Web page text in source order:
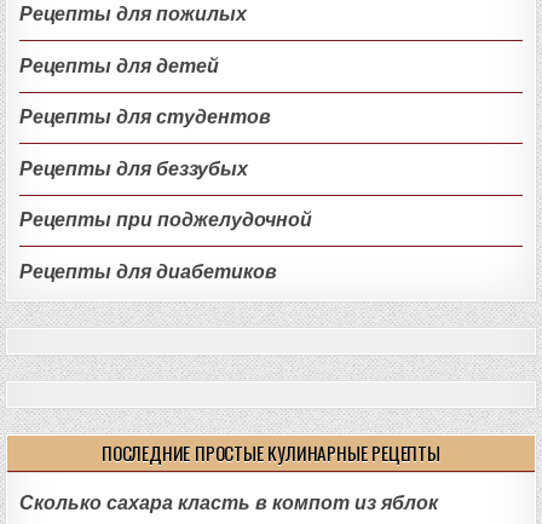
Рецепты для пожилых
Рецепты для детей
Рецепты для студентов
Рецепты для беззубых
Рецепты при поджелудочной
Рецепты для диабетиков
ПОСЛЕДНИЕ ПРОСТЫЕ КУЛИНАРНЫЕ РЕЦЕПТЫ
Сколько сахара класть в компот из яблок